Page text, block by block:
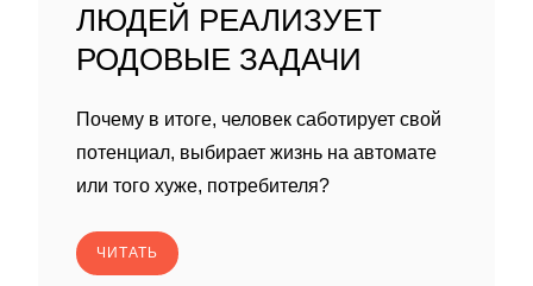
ЛЮДЕЙ РЕАЛИЗУЕТ
РОДОВЫЕ ЗАДАЧИ
Почему в итоге, человек саботирует свой
потенциал, выбирает жизнь на автомате
или того хуже, потребителя?
ЧИТАТЬ